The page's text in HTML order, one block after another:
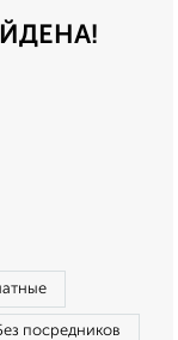
посредников